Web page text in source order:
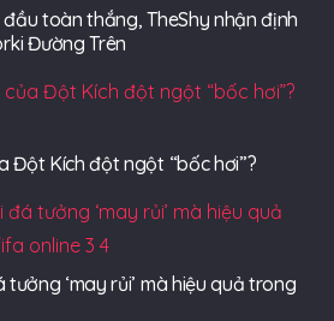
đầu toàn thắng, TheShy nhận định
Đường Trên
Đột Kích đột ngột “bốc hơi”?
‘may rủi’ mà hiệu quả trong